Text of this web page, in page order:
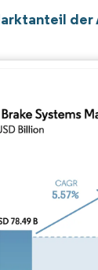
der